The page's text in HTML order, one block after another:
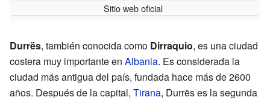
Sitio web oficial
Durrës, también conocida como Dirraquio, es una ciudad
costera muy importante en Albania. Es considerada la
ciudad más antigua del país, fundada hace más de 2600
años. Después de la capital, Tirana, Durrës es la segunda